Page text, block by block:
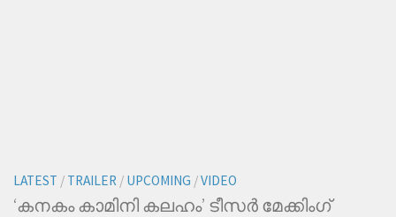
LATEST / TRAILER / UPCOMING /VIDEO
‘കനകം കാമിനി കലഹം’ ടീസര്‍ മേക്കിംഗ്